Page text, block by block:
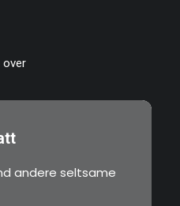
over
andere seltsame